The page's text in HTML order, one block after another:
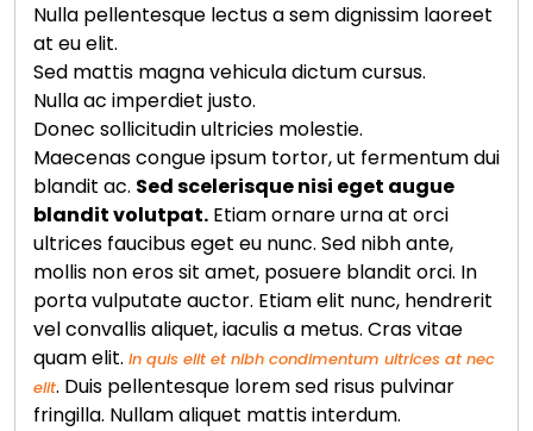
Nulla pellentesque lectus a sem dignissim laoreet
at eu elit.
Sed mattis magna vehicula dictum cursus.
Nulla ac imperdiet justo.
Donec sollicitudin ultricies molestie.
Maecenas congue ipsum tortor, ut fermentum dui
blandit ac. Sed scelerisque nisi eget augue
blandit volutpat. Etiam ornare urna at orci
ultrices faucibus eget eu nunc. Sed nibh ante,
mollis non eros sit amet, posuere blandit orci. In
porta vulputate auctor. Etiam elit nunc, hendrerit
vel convallis aliquet, iaculis a metus. Cras vitae
quam elit. In quis elit et nibh condimentum ultrices at nec
elit. Duis pellentesque lorem sed risus pulvinar
fringilla. Nullam aliquet mattis interdum.